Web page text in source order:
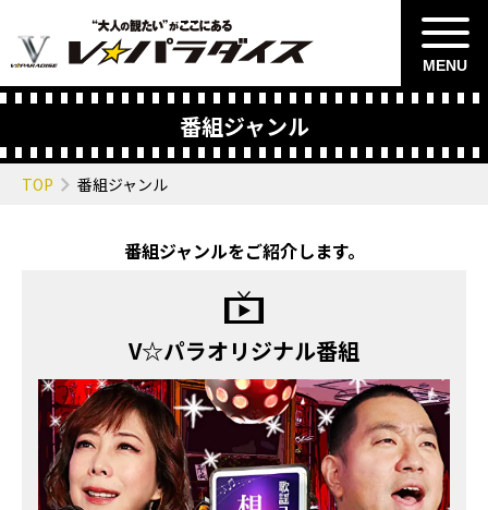
MENU
番組ジャンル
TOP 番組ジャンル
番組ジャンルをご紹介します。
V☆パラオリジナル番組